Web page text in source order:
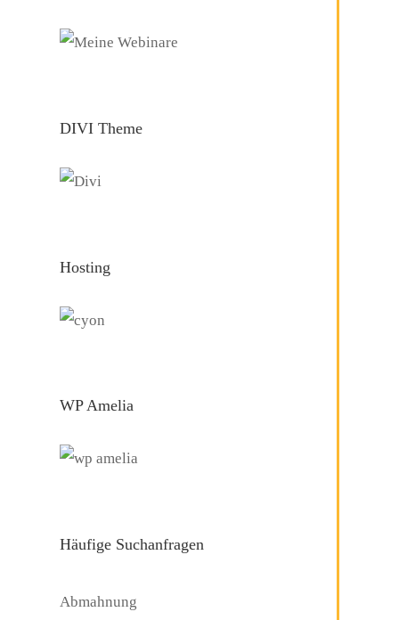
DIVI Theme
Hosting
WP Amelia
Häufige Suchanfragen
Abmahnung